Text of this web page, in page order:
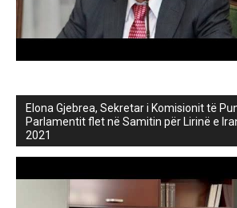
Elona Gjebrea, Sekretar i Komisionit të
Parlamentit flet në Samitin për Lirinë e
2021